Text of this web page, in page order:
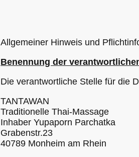
Allgemeiner Hinweis und
Benennung der
Die verantwortliche Stelle für die
TANTAWAN
Traditionelle Thai-Massage
Inhaber Yupaporn Parchatka
Grabenstr.23
40789 Monheim am Rhein